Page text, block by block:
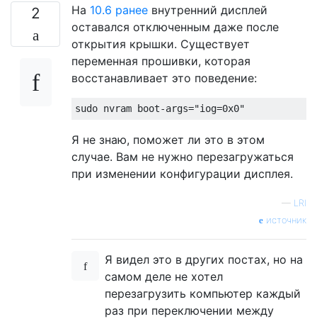
2 На 10.6 ранее внутренний дисплей
оставался отключенным даже после
открытия крышки. Существует
переменная прошивки, которая
восстанавливает это поведение:
Я не знаю, поможет ли это в этом
случае. Вам не нужно перезагружаться
при изменении конфигурации дисплея.
— LRI
источник
Я видел это в других постах, но на
самом деле не хотел
перезагрузить компьютер каждый
раз при переключении между